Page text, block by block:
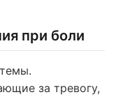
при боли
за тревогу,